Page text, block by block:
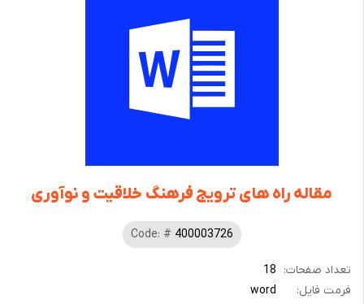
مقاله راه های ترویج فرهنگ خلاقیت و نوآوری
Code: # 400003726
تعداد صفحات: 18
فرمت فایل:
word